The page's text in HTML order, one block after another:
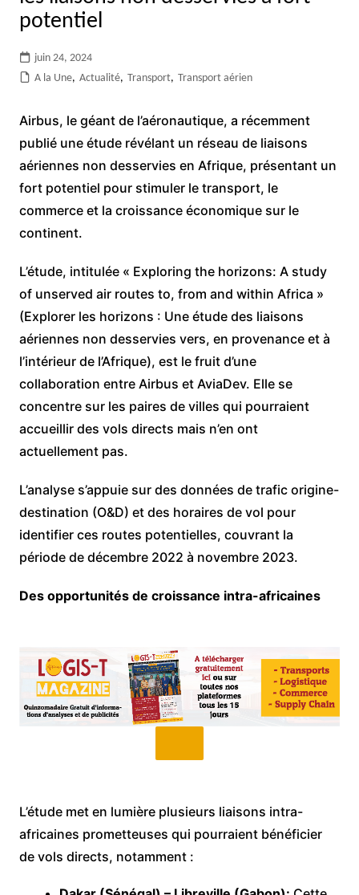
potentiel
juin 24, 2024
A la Une, Actualité, Transport, Transport aérien
Airbus, le géant de l’aéronautique, a récemment
publié une étude révélant un réseau de liaisons
aériennes non desservies en Afrique, présentant un
fort potentiel pour stimuler le transport, le
commerce et la croissance économique sur le
continent.
L’étude, intitulée « Exploring the horizons: A study
of unserved air routes to, from and within Africa »
(Explorer les horizons : Une étude des liaisons
aériennes non desservies vers, en provenance et à
l’intérieur de l’Afrique), est le fruit d’une
collaboration entre Airbus et AviaDev. Elle se
concentre sur les paires de villes qui pourraient
accueillir des vols directs mais n’en ont
actuellement pas.
L’analyse s’appuie sur des données de trafic origine-
destination (O&D) et des horaires de vol pour
identifier ces routes potentielles, couvrant la
période de décembre 2022 à novembre 2023.
Des opportunités de croissance intra-africaines
L’étude met en lumière plusieurs liaisons intra-
africaines prometteuses qui pourraient bénéficier
de vols directs, notamment :